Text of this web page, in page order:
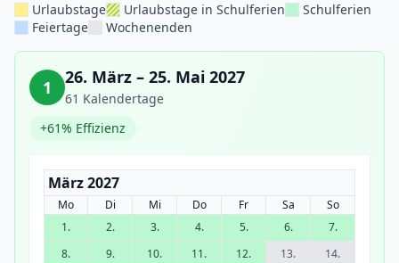
Urlaubstage Urlaubstage in Schulferien
Schulferien
Feiertage
Wochenenden
1 26. März – 25. Mai 2027
61 Kalendertage
+61% Effizienz
März 2027
Mo Di Mi Do Fr Sa
So
1.
2. 3. 4. 5. 6.
7.
8.
9. 10. 11. 12. 13.
14.